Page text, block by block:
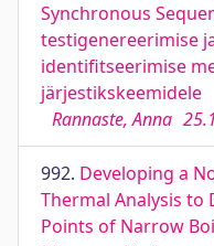
Synchronous
testigenereerimise
identifitseerimise
järjestikskeemidele
Rannaste, Anna
992. Developing a
Thermal Analysis to
Points of Narrow